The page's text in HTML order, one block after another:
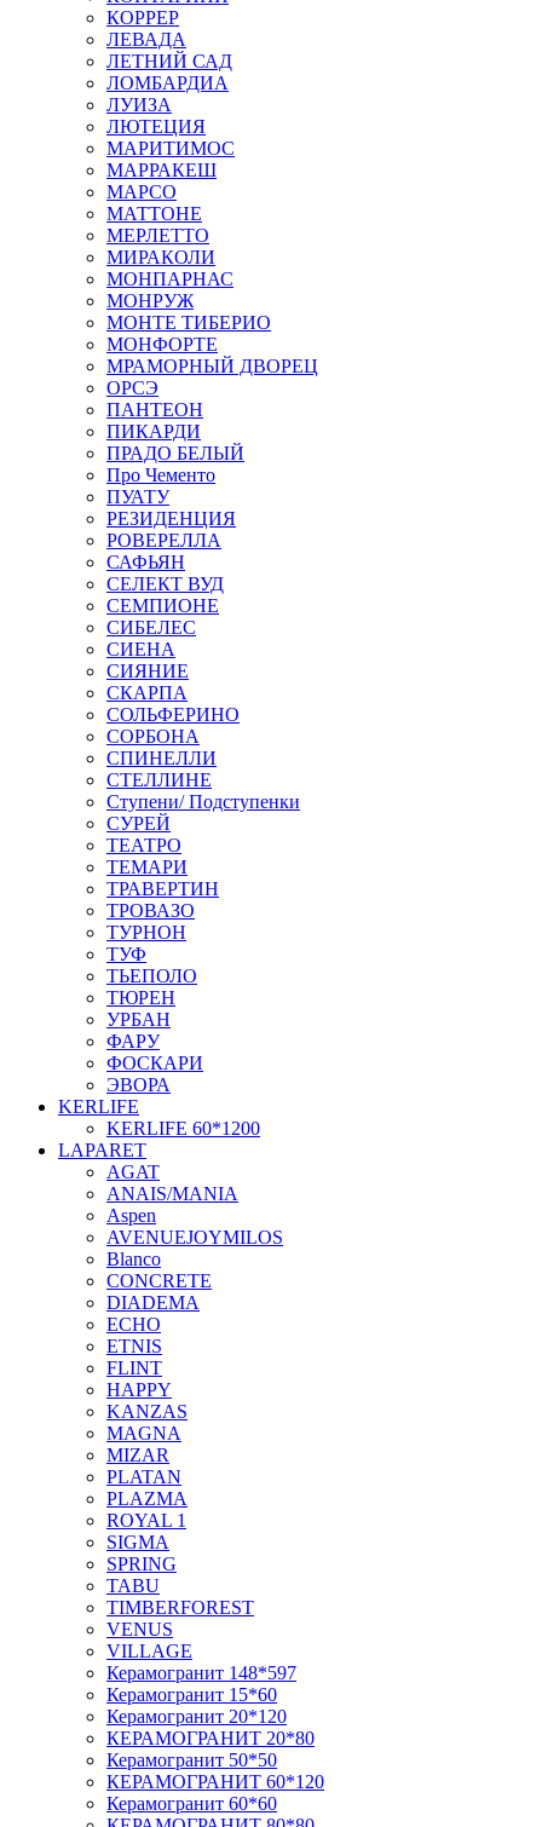
КОРРЕР
ЛЕВАДА
ЛЕТНИЙ САД
ЛОМБАРДИА
ЛУИЗА
ЛЮТЕЦИЯ
МАРИТИМОС
МАРРАКЕШ
МАРСО
МАТТОНЕ
МЕРЛЕТТО
МИРАКОЛИ
МОНПАРНАС
МОНРУЖ
МОНТЕ ТИБЕРИО
МОНФОРТЕ
МРАМОРНЫЙ ДВОРЕЦ
ОРСЭ
ПАНТЕОН
ПИКАРДИ
ПРАДО БЕЛЫЙ
Про Чементо
ПУАТУ
РЕЗИДЕНЦИЯ
РОВЕРЕЛЛА
САФЬЯН
СЕЛЕКТ ВУД
СЕМПИОНЕ
СИБЕЛЕС
СИЕНА
СИЯНИЕ
СКАРПА
СОЛЬФЕРИНО
СОРБОНА
СПИНЕЛЛИ
СТЕЛЛИНЕ
Ступени/ Подступенки
СУРЕЙ
ТЕАТРО
ТЕМАРИ
ТРАВЕРТИН
ТРОВАЗО
ТУРНОН
ТУФ
ТЬЕПОЛО
ТЮРЕН
УРБАН
ФАРУ
ФОСКАРИ
ЭВОРА
KERLIFE
KERLIFE 60*1200
LAPARET
AGAT
ANAIS/MANIA
Aspen
AVENUEJOYMILOS
Blanco
CONCRETE
DIADEMA
ECHO
ETNIS
FLINT
HAPPY
KANZAS
MAGNA
MIZAR
PLATAN
PLAZMA
ROYAL 1
SIGMA
SPRING
TABU
TIMBERFOREST
VENUS
VILLAGE
Керамогранит 148*597
Керамогранит 15*60
Керамогранит 20*120
КЕРАМОГРАНИТ 20*80
Керамогранит 50*50
КЕРАМОГРАНИТ 60*120
Керамогранит 60*60